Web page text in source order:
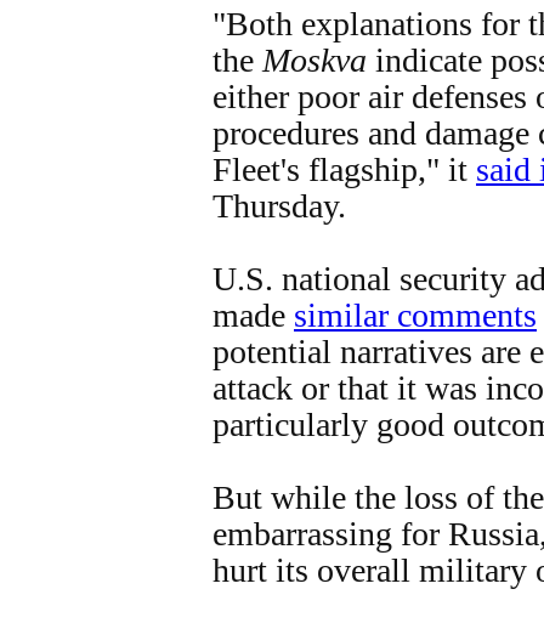
"Both explanations for
the Moskva indicate
either poor air
procedures and
Fleet's flagship," it said
Thursday.
U.S. national security
made similar comments
potential narratives are
attack or that it was
particularly good
But while the loss of
embarrassing for
hurt its overall military